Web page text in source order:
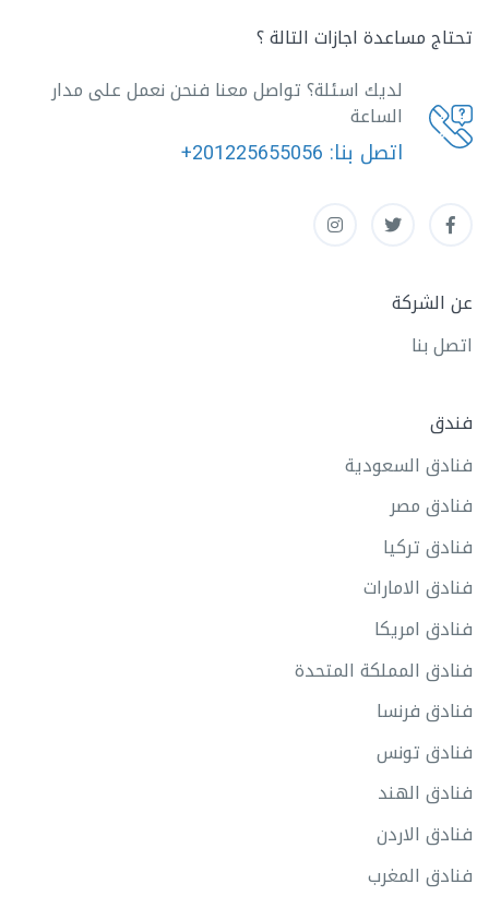
تحتاج مساعدة اجازات التالة ؟
لديك اسئلة؟ تواصل معنا فنحن نعمل على مدار
الساعة
اتصل بنا: +201225655056
عن الشركة
اتصل بنا
فندق
فنادق السعودية
فنادق مصر
فنادق تركيا
فنادق الامارات
فنادق امريكا
فنادق المملكة المتحدة
فنادق فرنسا
فنادق تونس
فنادق الهند
فنادق الاردن
فنادق المغرب